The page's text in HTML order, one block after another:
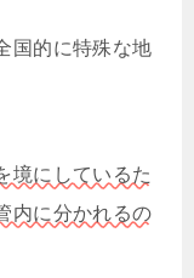
国的に特殊な地
境にしているた
内に分かれるの